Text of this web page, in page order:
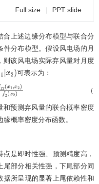
Full size | PPT slide
合上述边缘分布模型与联合分
分布模型。假设风电场的月
，则该风电场实际弃风量对月度
|2 (x1|x2)
可表示为：
12(x1,x （
和预测弃风量的联合概率密度
概率密度分布函数。
是即时性强、预测精度高，
部分相关性强，下尾部分同
据所呈现的显著上尾依赖性和